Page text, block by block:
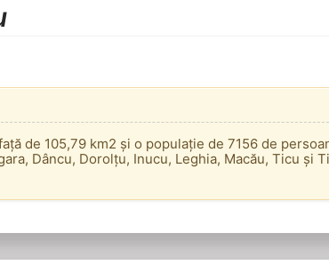
de 105,79 km2 și o populație de 7156 de
Dâncu, Dorolțu, Inucu, Leghia, Macău, Ticu și